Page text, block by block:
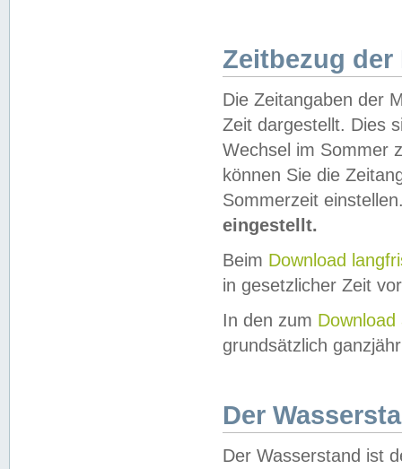
Zeitbezug der
Die Zeitangaben der
Zeit dargestellt. Dies
Wechsel im Sommer
können Sie die
Sommerzeit
eingestellt.
Beim Download
in gesetzlicher Zeit
In den zum Download
grundsätzlich
Der
Der Wasserstand ist